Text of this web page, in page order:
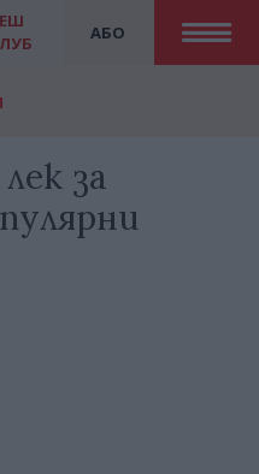
АБО
за